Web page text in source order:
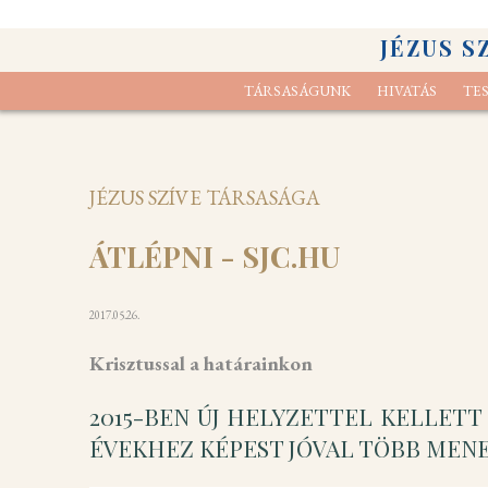
JÉZUS
TÁRSASÁGUNK HIVATÁS
JÉZUS SZÍVE TÁRSASÁGA
ÁTLÉPNI - SJC.HU
2017.05.26.
Krisztussal a határainkon
2015-BEN ÚJ HELYZETTEL
ÉVEKHEZ KÉPEST JÓVAL TÖBB